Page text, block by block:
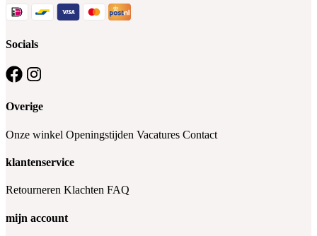
Socials
Overige
Onze winkel Openingstijden Vacatures Contact
klantenservice
Retourneren Klachten FAQ
mijn account